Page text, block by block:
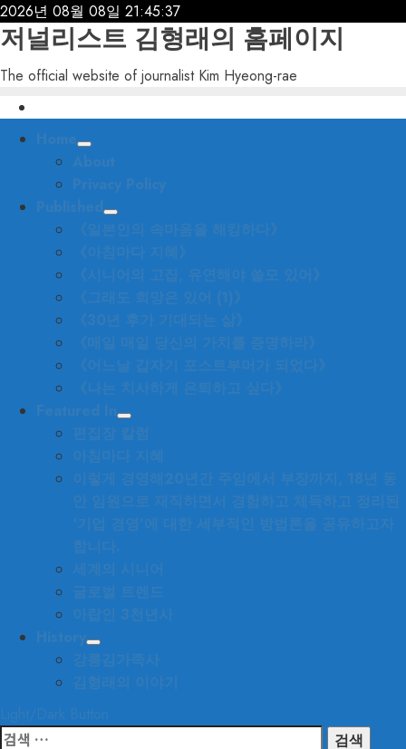
Skip
to
content
2026년 08월 08일 21:45:38
저널리스트 김형래의 홈페이지
The official website of journalist Kim Hyeong-rae
Primary
검